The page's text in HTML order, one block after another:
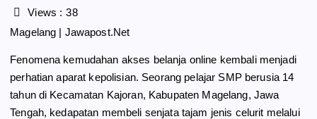
c
o
o
k
r
a
m
A
p
p
Views : 38
Magelang | Jawapost.Net
Fenomena kemudahan akses belanja online kembali menjadi
perhatian aparat kepolisian. Seorang pelajar SMP berusia 14
tahun di Kecamatan Kajoran, Kabupaten Magelang, Jawa
Tengah, kedapatan membeli senjata tajam jenis celurit melalui